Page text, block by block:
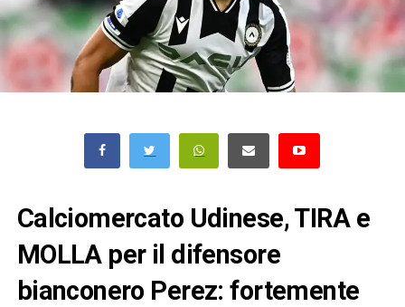
Calciomercato Udinese, TIRA e
MOLLA per il difensore
bianconero Perez: fortemente